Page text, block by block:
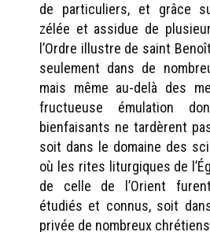
de particuliers, et grâce
zélée et assidue de
l’Ordre illustre de saint
seulement dans de
mais même au-delà des
fructueuse émulation
bienfaisants ne tardèrent
soit dans le domaine des
où les rites liturgiques de
de celle de l’Orient
étudiés et connus, soit
privée de nombreux